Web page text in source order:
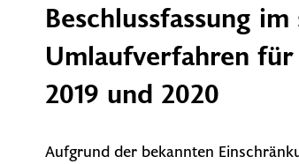
Beschlussfassung
Umlaufverfahren
2019 und 2020
Aufgrund der bekannten